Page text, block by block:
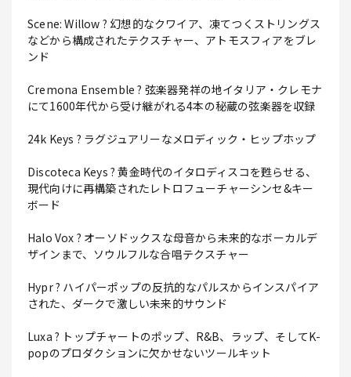
Scene: Willow ? 幻想的なクワイア、凍てつくストリングス
などから構成されたテクスチャー、アトモスフィアをブレ
ンド
Cremona Ensemble ? 弦楽器発祥の地イタリア・クレモナ
にて1600年代から受け継がれる4本の秘蔵の弦楽器を収録
24k Keys ? ラグジュアリーなメロディック・ヒップホップ
Discoteca Keys ? 黄金時代のイタロディスコを甦らせる、
現代向けに再構築されたレトロフューチャーシンセ&キー
ボード
Halo Vox ? オーソドックスな母音から未来的なボーカルデ
ザインまで、ソウルフルな合唱テクスチャー
Hypr ? ハイパーポップの反抗的なパルスからインスパイア
された、ダークで激しい未来的サウンド
Luxa ? トップチャートのポップ、R&B、ラップ、そしてK-
popのプロダクションに欠かせないツールキット